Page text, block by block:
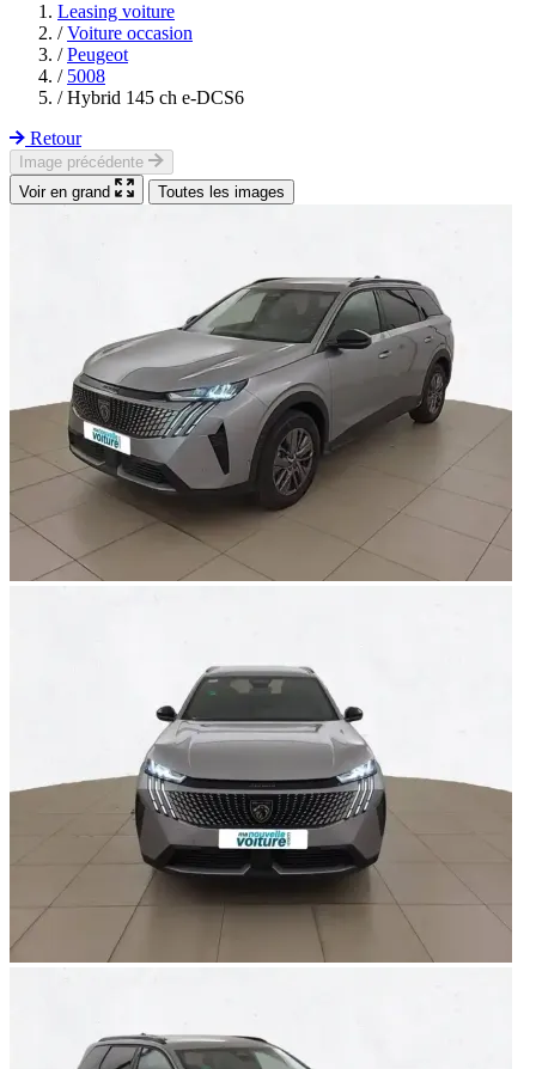
Leasing voiture
/ Voiture occasion
/ Peugeot
/ 5008
/ Hybrid 145 ch e-DCS6
Retour
Image précédente
Voir en grand
Toutes les images